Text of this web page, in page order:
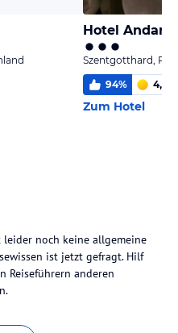
Hotel
Szentgotthard,
94% 4,3
Zum Hotel
noch keine allgemeine
ist jetzt gefragt. Hilf
Reiseführern anderen